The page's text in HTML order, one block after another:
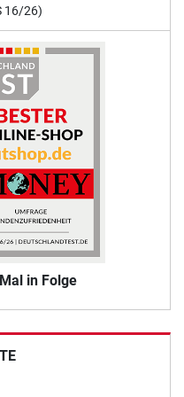
16/26)
in Folge